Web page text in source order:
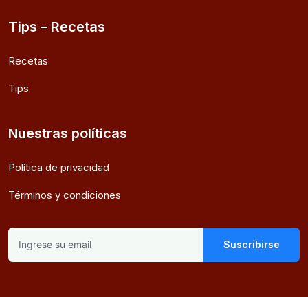
Tips – Recetas
Recetas
Tips
Nuestras políticas
Política de privacidad
Términos y condiciones
Suscribirse